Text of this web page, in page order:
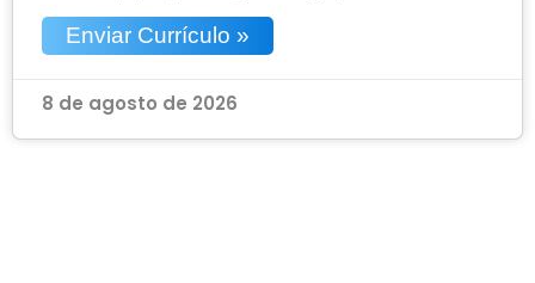
Enviar Currículo »
8 de agosto de 2026